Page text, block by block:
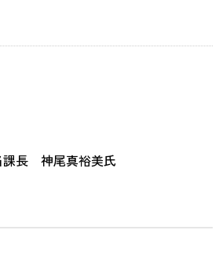
課長 神尾真裕美氏